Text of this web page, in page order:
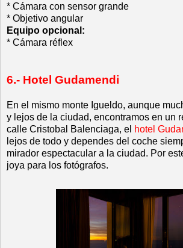
* Cámara con sensor grande
* Objetivo angular
Equipo opcional:
* Cámara réflex
6.- Hotel Gudamendi
En el mismo monte Igueldo, aunque
y lejos de la ciudad, encontramos en un
calle Cristobal Balenciaga, el hotel
lejos de todo y dependes del coche
mirador espectacular a la ciudad. Por
joya para los fotógrafos.